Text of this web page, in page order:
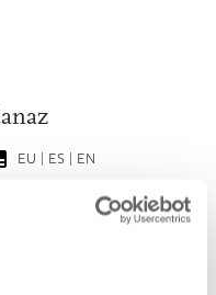
EU | ES | EN